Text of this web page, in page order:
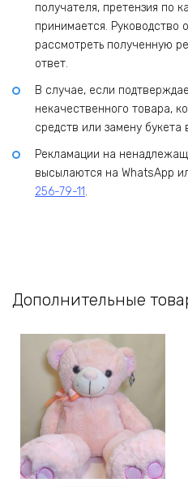
получателя, претензия по
принимается. Руководство
рассмотреть полученную
ответ.
В случае, если
некачественного товара,
средств или замену букета
Рекламации на
высылаются на WhatsApp
256-79-11.
Дополнительные